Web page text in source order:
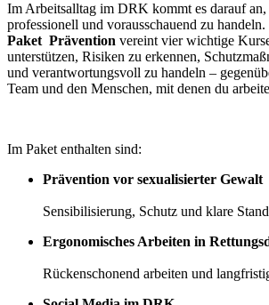
Im Arbeitsalltag im DRK kommt es darauf an,
professionell und vorausschauend zu handeln.
Paket Prävention vereint vier wichtige
unterstützen, Risiken zu erkennen,
und verantwortungsvoll zu handeln –
Team und den Menschen, mit denen du
Im Paket enthalten sind:
Prävention vor sexualisierter Gewalt
Sensibilisierung, Schutz und klare
Ergonomisches Arbeiten in
Rückenschonend arbeiten und